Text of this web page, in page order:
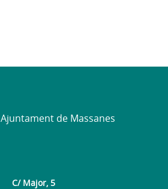
C/ Major, 5
Ajuntament de Massanes